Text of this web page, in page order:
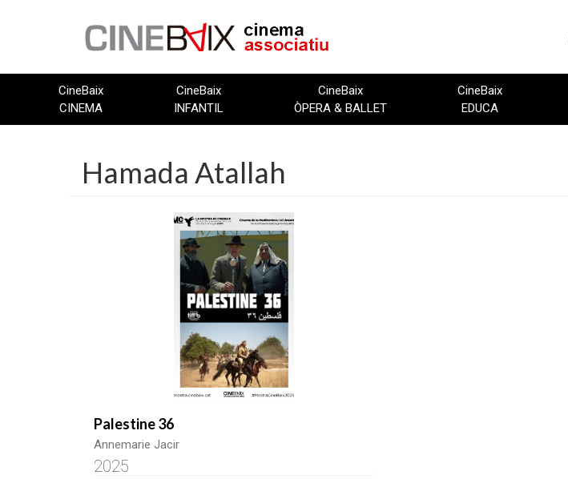
CineBaix
CINEMA
CineBaix
INFANTIL
CineBaix
ÒPERA & BALLET
CineBaix
EDUCA
Hamada Atallah
Palestine 36
Annemarie Jacir
2025